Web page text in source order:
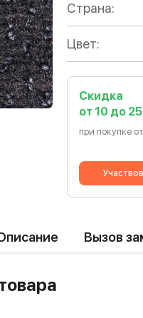
Страна:
Цвет:
Скидка
от 10 до
при покупке
Вызов